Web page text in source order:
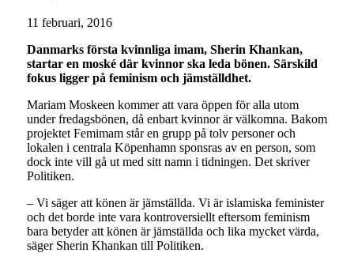
11 februari, 2016
Danmarks första kvinnliga imam, Sherin Khankan,
startar en moské där kvinnor ska leda bönen. Särskild
fokus ligger på feminism och jämställdhet.
Mariam Moskeen kommer att vara öppen för alla utom
under fredagsbönen, då enbart kvinnor är välkomna. Bakom
projektet Femimam står en grupp på tolv personer och
lokalen i centrala Köpenhamn sponsras av en person, som
dock inte vill gå ut med sitt namn i tidningen. Det skriver
Politiken.
– Vi säger att könen är jämställda. Vi är islamiska feminister
och det borde inte vara kontroversiellt eftersom feminism
bara betyder att könen är jämställda och lika mycket värda,
säger Sherin Khankan till Politiken.